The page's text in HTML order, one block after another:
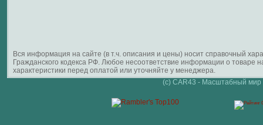
Вся информация на сайте (в т.ч. описания и цены) носит справочный
Гражданского кодекса РФ. Любое несоответствие информации о
характеристики перед оплатой или уточняйте у менеджера.
(c) CAR43 - Масштабный мир